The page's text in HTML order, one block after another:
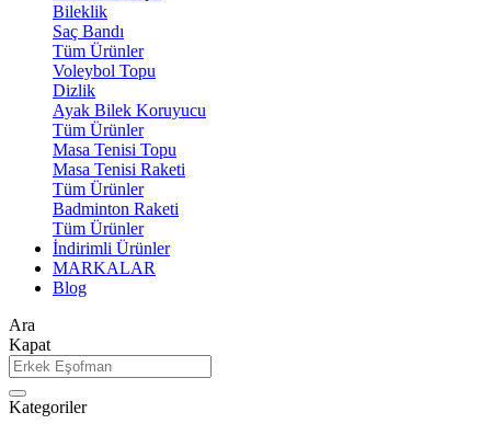
Bileklik
Saç Bandı
Tüm Ürünler
Voleybol Topu
Dizlik
Ayak Bilek Koruyucu
Tüm Ürünler
Masa Tenisi Topu
Masa Tenisi Raketi
Tüm Ürünler
Badminton Raketi
Tüm Ürünler
İndirimli Ürünler
MARKALAR
Blog
Ara
Kapat
Kategoriler